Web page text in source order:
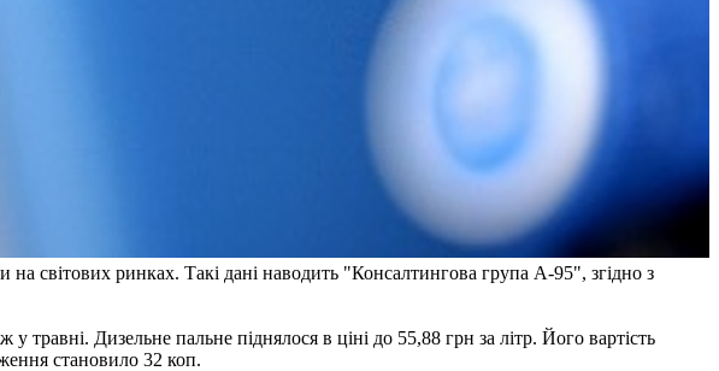
світових ринках. Такі дані наводить "Консалтингова група А-95", згідно з
Дизельне пальне піднялося в ціні до 55,88 грн за літр. Його вартість
становило 32 коп.